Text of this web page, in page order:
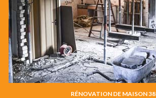
RÉNOVATION DE MAISON 38